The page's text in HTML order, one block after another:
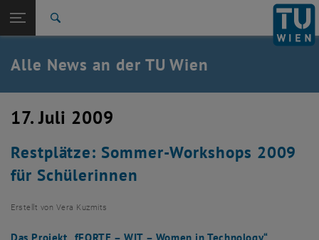
TU Login
Quicklinks
Quicklinks-Menü umschalten
Studium
Karriere
Zurück: Subseiten von TU Wien Startseite auflisten
Zurück zur letzten Ebene:
TU Wien Startseite
Übersicht
Alle News an der TU Wien
17. Juli 2009
Restplätze: Sommer-Workshops 2009
für Schülerinnen
Erstellt von Vera Kuzmits